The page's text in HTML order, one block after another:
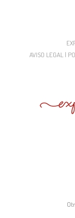
AVISO LEGAL |